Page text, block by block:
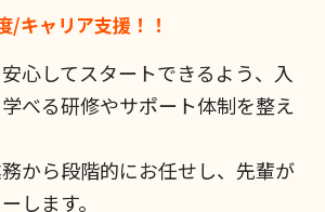
/キャリア支援！！
心してスタートできるよう、入
べる研修やサポート体制を整え
から段階的にお任せし、先輩が
します。